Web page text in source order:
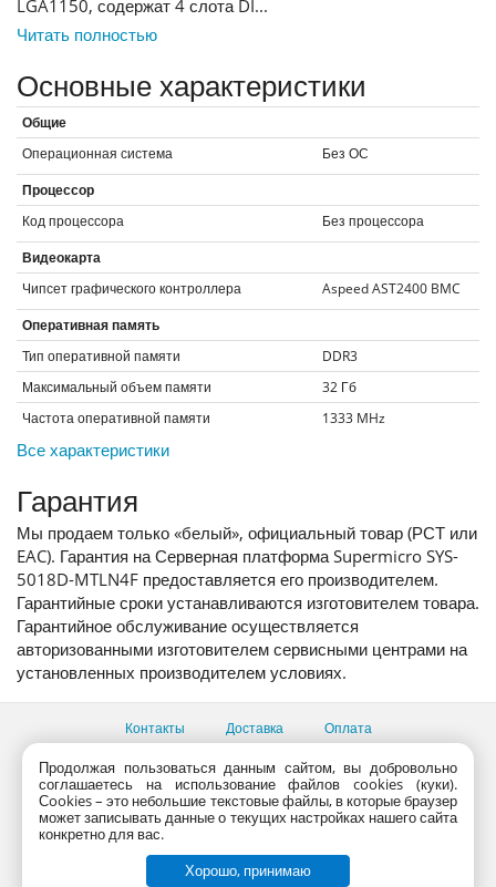
LGA1150, содержат 4 слота DI...
Читать полностью
Основные характеристики
Общие
Операционная система
Без ОС
Процессор
Код процессора
Без процессора
Видеокарта
Чипсет графического контроллера
Aspeed AST2400 BMC
Оперативная память
Тип оперативной памяти
DDR3
Максимальный объем памяти
32 Гб
Частота оперативной памяти
1333 MHz
Все характеристики
Гарантия
Мы продаем только «белый», официальный товар (РСТ или
EAC). Гарантия на Серверная платформа Supermicro SYS-
5018D-MTLN4F предоставляется его производителем.
Гарантийные сроки устанавливаются изготовителем товара.
Гарантийное обслуживание осуществляется
авторизованными изготовителем сервисными центрами на
установленных производителем условиях.
Контакты Доставка Оплата
Все пункты выдачи
Консультации продавцов по телефону:+7 (495) 795-09-03,
+7 (800) 775-09-03
PlanetaShop.ru © 2000 - 2017 | Все права защищены
Продолжая пользоваться данным сайтом, вы добровольно
соглашаетесь на использование файлов cookies (куки).
Сookies – это небольшие текстовые файлы, в которые браузер
может записывать данные о текущих настройках нашего сайта
конкретно для вас.
Хорошо, принимаю